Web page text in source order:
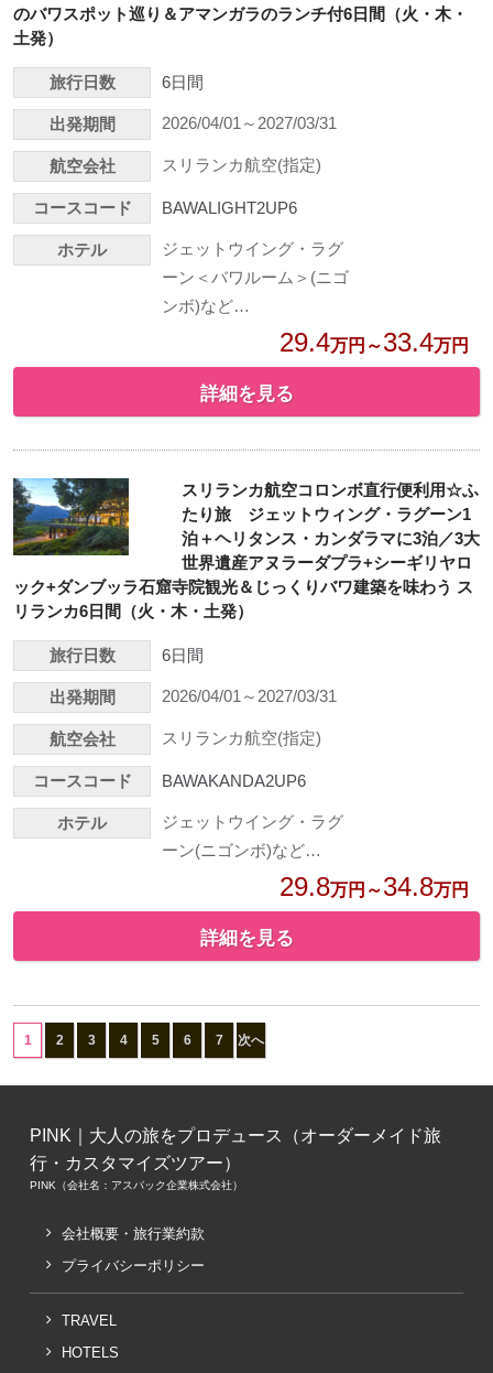
のバワスポット巡り＆アマンガラのランチ付6日間（火・木・
土発）
旅行日数 6日間
出発期間 2026/04/01～2027/03/31
航空会社 スリランカ航空(指定)
コースコード BAWALIGHT2UP6
ホテル
ジェットウイング・ラグ
ーン＜バワルーム＞(ニゴ
ンボ)など…
29.4万円～33.4万円
詳細を見る
スリランカ航空コロンボ直行便利用☆ふ
たり旅 ジェットウィング・ラグーン1
泊＋ヘリタンス・カンダラマに3泊／3大
世界遺産アヌラーダプラ+シーギリヤロ
ック+ダンブッラ石窟寺院観光＆じっくりバワ建築を味わう ス
リランカ6日間（火・木・土発）
旅行日数 6日間
出発期間 2026/04/01～2027/03/31
航空会社 スリランカ航空(指定)
コースコード BAWAKANDA2UP6
ホテル
ジェットウイング・ラグ
ーン(ニゴンボ)など…
29.8万円～34.8万円
詳細を見る
1 2 3 4 5 6 7 次へ
PINK｜大人の旅をプロデュース（オーダーメイド旅
行・カスタマイズツアー）
PINK（会社名：アスパック企業株式会社）
会社概要・旅行業約款
プライバシーポリシー
TRAVEL
HOTELS